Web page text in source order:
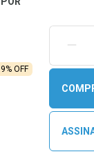
9% OFF